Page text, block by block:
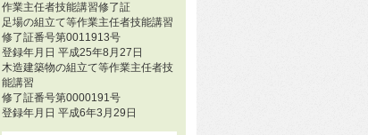
作業主任者技能講習修了証
足場の組立て等作業主任者技能講習
修了証番号第0011913号
登録年月日 平成25年8月27日
木造建築物の組立て等作業主任者技
能講習
修了証番号第0000191号
登録年月日 平成6年3月29日